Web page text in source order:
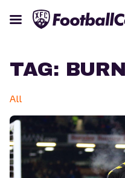
TAG:
All